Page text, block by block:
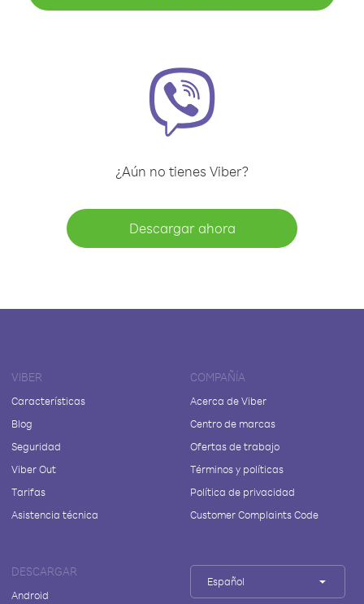
¿Aún no tienes Viber?
Descargar ahora
VIBER
Características
Blog
Seguridad
Viber Out
Tarifas
Asistencia técnica
COMPAÑÍA
Acerca de Viber
Centro de marcas
Ofertas de trabajo
Términos y políticas
Política de privacidad
Customer Complaints Code
DESCARGAR
Android
Español